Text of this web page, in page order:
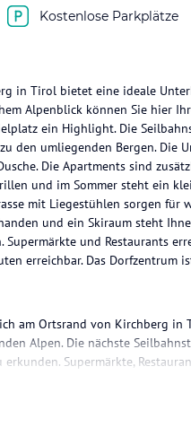
Kostenlose Parkplätze
in Tirol bietet eine ideale
Alpenblick können Sie hier
ein Highlight. Die
den umliegenden Bergen. Die
Die Apartments sind
und im Sommer steht ein
mit Liegestühlen sorgen
und ein Skiraum steht
Supermärkte und Restaurants
erreichbar. Das Dorfzentrum
am Ortsrand von Kirchberg
Alpen. Die nächste
Supermärkte,
im Winter eine Vielzahl von